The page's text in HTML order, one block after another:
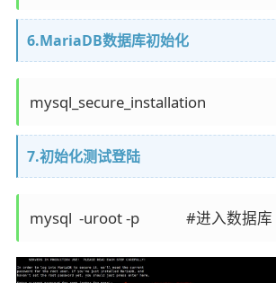
6.MariaDB数据库初始化
mysql_secure_installation
7.初始化测试登陆
mysql  -uroot -p             #进入数据库